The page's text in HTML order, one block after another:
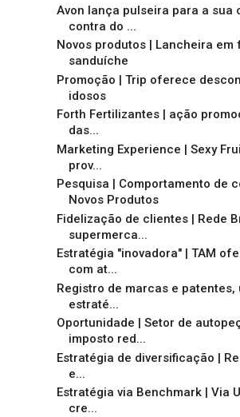
Avon lança pulseira para a sua
contra do ...
Novos produtos | Lancheira em
sanduíche
Promoção | Trip oferece
idosos
Forth Fertilizantes | ação
das...
Marketing Experience | Sexy
prov...
Pesquisa | Comportamento de
Novos Produtos
Fidelização de clientes | Rede
supermerca...
Estratégia "inovadora" | TAM
com at...
Registro de marcas e patentes,
estraté...
Oportunidade | Setor de
imposto red...
Estratégia de diversificação |
e...
Estratégia via Benchmark | Via
cre...